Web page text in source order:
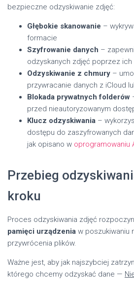
bezpieczne odzyskiwanie zdjęć:
Głębokie skanowanie –
formacie
Szyfrowanie danych –
odzyskanych zdjęć poprzez ich
Odzyskiwanie z chmury –
przywracanie danych z iCloud
Blokada prywatnych folderów
przed nieautoryzowanym
Klucz odzyskiwania –
dostępu do zaszyfrowanych
jak opisano w oprogramowaniu
Przebieg
kroku
Proces odzyskiwania zdjęć
pamięci urządzenia w poszukiwaniu
przywrócenia plików.
Ważne jest, aby jak najszybciej
którego chcemy odzyskać dane —